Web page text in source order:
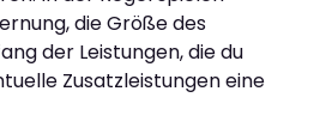
die Größe des
der Leistungen, die du
Zusatzleistungen eine